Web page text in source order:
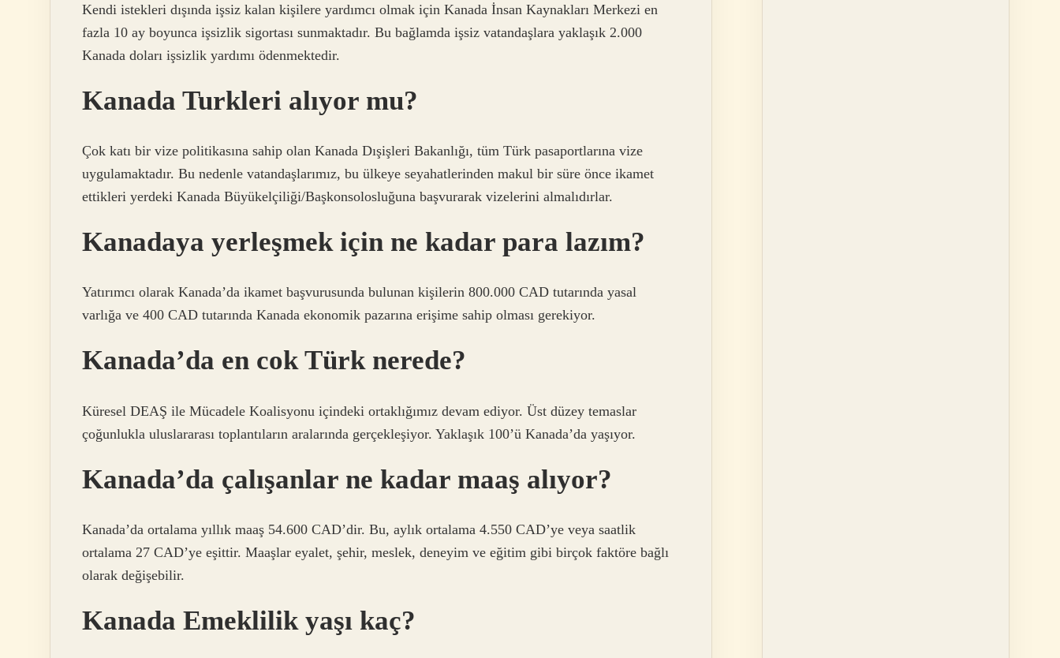
Kendi istekleri dışında işsiz kalan kişilere yardımcı olmak için Kanada İnsan Kaynakları Merkezi en
fazla 10 ay boyunca işsizlik sigortası sunmaktadır. Bu bağlamda işsiz vatandaşlara yaklaşık 2.000
Kanada doları işsizlik yardımı ödenmektedir.
Kanada Turkleri alıyor mu?
Çok katı bir vize politikasına sahip olan Kanada Dışişleri Bakanlığı, tüm Türk pasaportlarına vize
uygulamaktadır. Bu nedenle vatandaşlarımız, bu ülkeye seyahatlerinden makul bir süre önce ikamet
ettikleri yerdeki Kanada Büyükelçiliği/Başkonsolosluğuna başvurarak vizelerini almalıdırlar.
Kanadaya yerleşmek için ne kadar para lazım?
Yatırımcı olarak Kanada’da ikamet başvurusunda bulunan kişilerin 800.000 CAD tutarında yasal
varlığa ve 400 CAD tutarında Kanada ekonomik pazarına erişime sahip olması gerekiyor.
Kanada’da en cok Türk nerede?
Küresel DEAŞ ile Mücadele Koalisyonu içindeki ortaklığımız devam ediyor. Üst düzey temaslar
çoğunlukla uluslararası toplantıların aralarında gerçekleşiyor. Yaklaşık 100’ü Kanada’da yaşıyor.
Kanada’da çalışanlar ne kadar maaş alıyor?
Kanada’da ortalama yıllık maaş 54.600 CAD’dir. Bu, aylık ortalama 4.550 CAD’ye veya saatlik
ortalama 27 CAD’ye eşittir. Maaşlar eyalet, şehir, meslek, deneyim ve eğitim gibi birçok faktöre bağlı
olarak değişebilir.
Kanada Emeklilik yaşı kaç?